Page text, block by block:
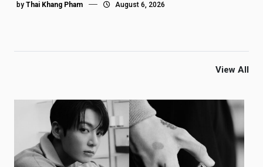
by Thai Khang Pham August 6, 2026
View All